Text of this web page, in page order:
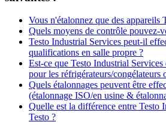
Vous n'étalonnez que des appareils
Quels moyens de contrôle pouvez-
Testo Industrial Services peut-il
qualifications en salle propre ?
Est-ce que Testo Industrial
pour les réfrigérateurs/congélateurs
Quels étalonnages peuvent être
(étalonnage ISO/en usine &
Quelle est la différence entre Testo
Testo ?